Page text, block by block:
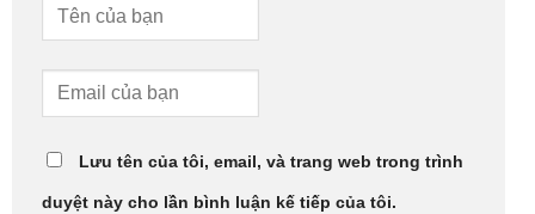
Lưu tên của tôi, email, và trang web trong trình
duyệt này cho lần bình luận kế tiếp của tôi.